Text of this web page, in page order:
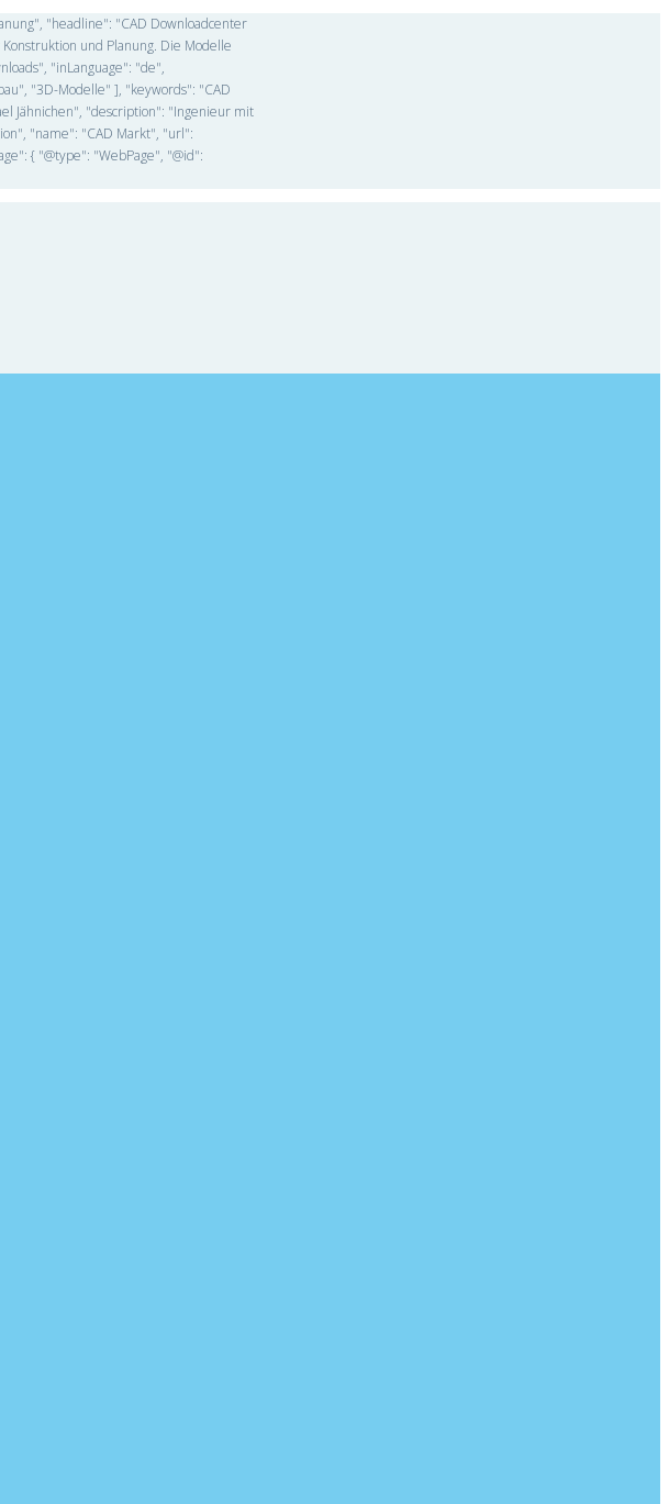
"headline": "CAD Downloadcenter
und Planung. Die Modelle
"inLanguage": "de",
"3D-Modelle" ], "keywords": "CAD
Jähnichen", "description": "Ingenieur mit
"name": "CAD Markt", "url":
{ "@type": "WebPage", "@id":